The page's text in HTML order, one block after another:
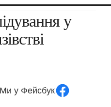
Ми у Фейсбук